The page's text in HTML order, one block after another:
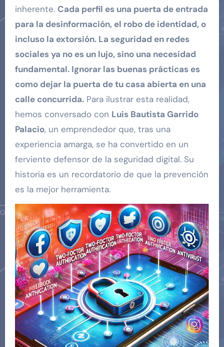
inherente. Cada perfil es una puerta de entrada
para la desinformación, el robo de identidad, o
incluso la extorsión. La seguridad en redes
sociales ya no es un lujo, sino una necesidad
fundamental. Ignorar las buenas prácticas es
como dejar la puerta de tu casa abierta en una
calle concurrida.Para ilustrar esta realidad,
hemos conversado con Luis Bautista Garrido
Palacio, un emprendedor que, tras una
experiencia amarga, se ha convertido en un
ferviente defensor de la seguridad digital. Su
historia es un recordatorio de que la prevención
es la mejor herramienta.